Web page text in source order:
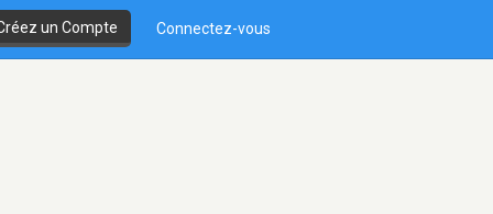
un Compte Connectez-vous